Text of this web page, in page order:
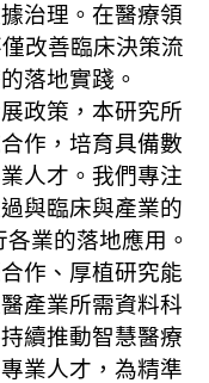
治理。 在醫療領
改善臨床決策流
落地實踐。
政策， 本研究所
作， 培育具備數
人才。 我們專注
與臨床與產業的
業的落地應用。
作、厚植研究能
產業所需資料科
續推動智慧醫療
業人才， 為精準